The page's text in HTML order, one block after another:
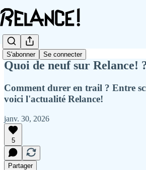
S'abonner Se connecter
Quoi de neuf sur Relance!
Comment durer en trail ? Entre
voici l'actualité Relance!
janv. 30, 2026
5
Partager